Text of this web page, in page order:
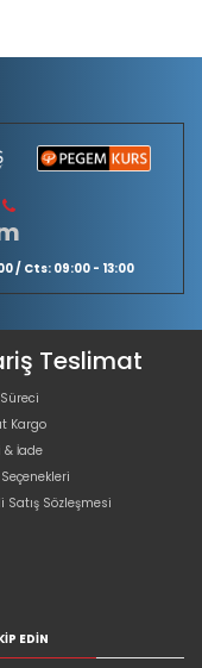
/ Cts: 09:00 - 13:00
Teslimat
Kargo
İade
Satış Sözleşmesi
EDIN